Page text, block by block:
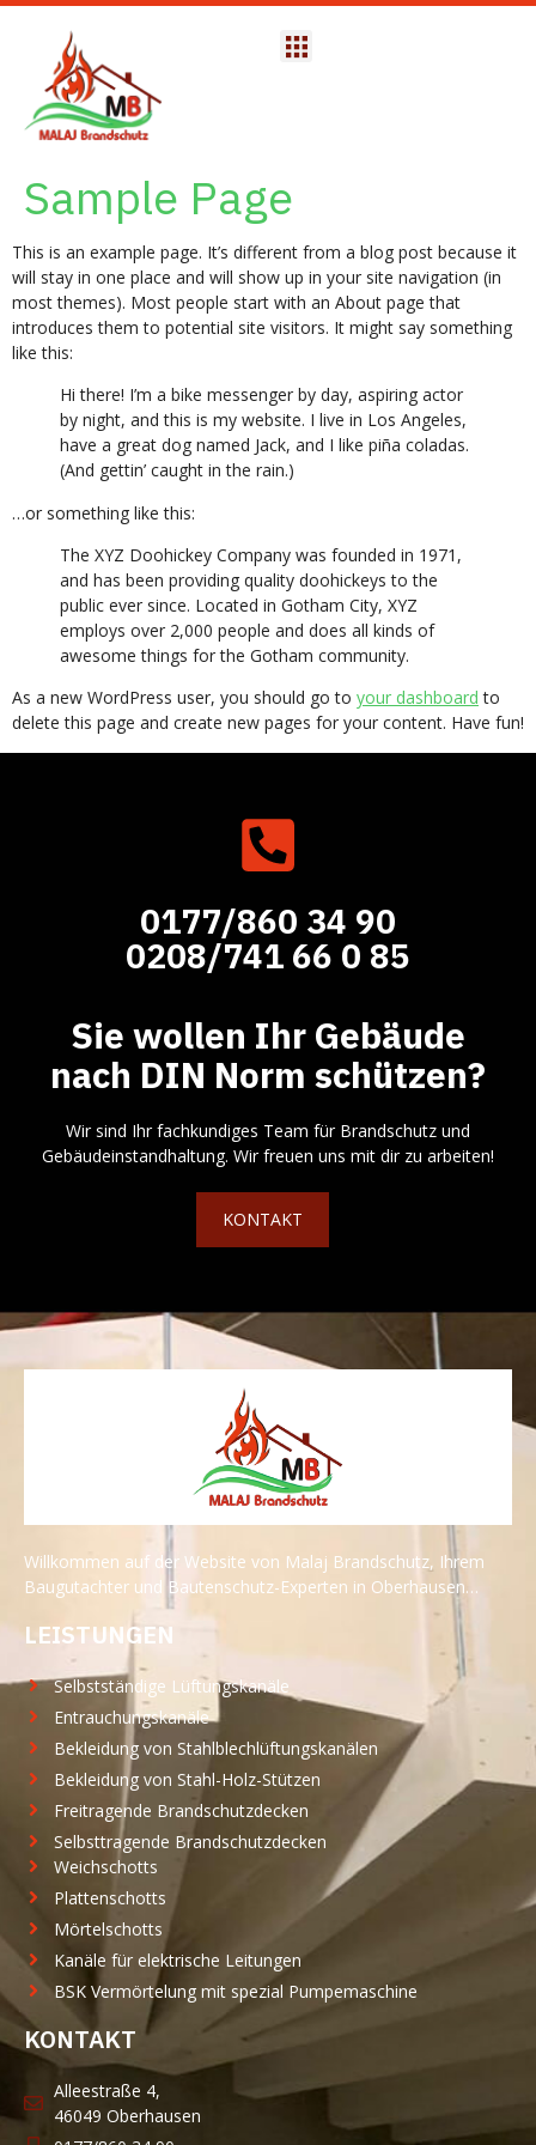
Sample Page
This is an example page. It’s different from a blog post because it
will stay in one place and will show up in your site navigation (in
most themes). Most people start with an About page that
introduces them to potential site visitors. It might say something
like this:
Hi there! I’m a bike messenger by day, aspiring actor
by night, and this is my website. I live in Los Angeles,
have a great dog named Jack, and I like piña coladas.
(And gettin’ caught in the rain.)
…or something like this:
The XYZ Doohickey Company was founded in 1971,
and has been providing quality doohickeys to the
public ever since. Located in Gotham City, XYZ
employs over 2,000 people and does all kinds of
awesome things for the Gotham community.
As a new WordPress user, you should go to your dashboard to
delete this page and create new pages for your content. Have fun!
0177/860 34 90
0208/741 66 0 85
Sie wollen Ihr Gebäude
nach DIN Norm schützen?
Wir sind Ihr fachkundiges Team für Brandschutz und
Gebäudeinstandhaltung. Wir freuen uns mit dir zu arbeiten!
KONTAKT
Willkommen auf der Website von Malaj Brandschutz, Ihrem
Baugutachter und Bautenschutz-Experten in Oberhausen…
LEISTUNGEN
Selbstständige Lüftungskanäle
Entrauchungskanäle
Bekleidung von Stahlblechlüftungskanälen
Bekleidung von Stahl-Holz-Stützen
Freitragende Brandschutzdecken
Selbsttragende Brandschutzdecken
Weichschotts
Plattenschotts
Mörtelschotts
Kanäle für elektrische Leitungen
BSK Vermörtelung mit spezial Pumpemaschine
KONTAKT
Alleestraße 4,
46049 Oberhausen